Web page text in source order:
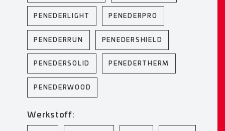
PENEDERLIGHT PENEDERPRO
PENEDERRUN PENEDERSHIELD
PENEDERSOLID PENEDERTHERM
PENEDERWOOD
Werkstoff: